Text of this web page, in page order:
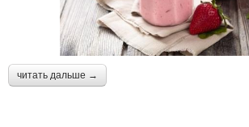
читать дальше →